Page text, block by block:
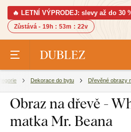
🔥 LETNÍ VÝPRODEJ: slevy až do 30
Zůstává - 19h : 53m : 21v
Dekorace do bytu Dřevěné obrazy
Obraz na dřevě -
matka Mr. Beana